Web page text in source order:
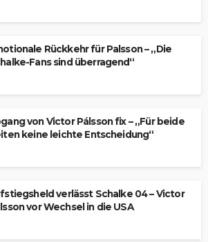
Rückkehr für Palsson – „Die
Fans sind überragend“
von Victor Pálsson fix – „Für beide
keine leichte Entscheidung“
verlässt Schalke 04 – Victor
vor Wechsel in die USA